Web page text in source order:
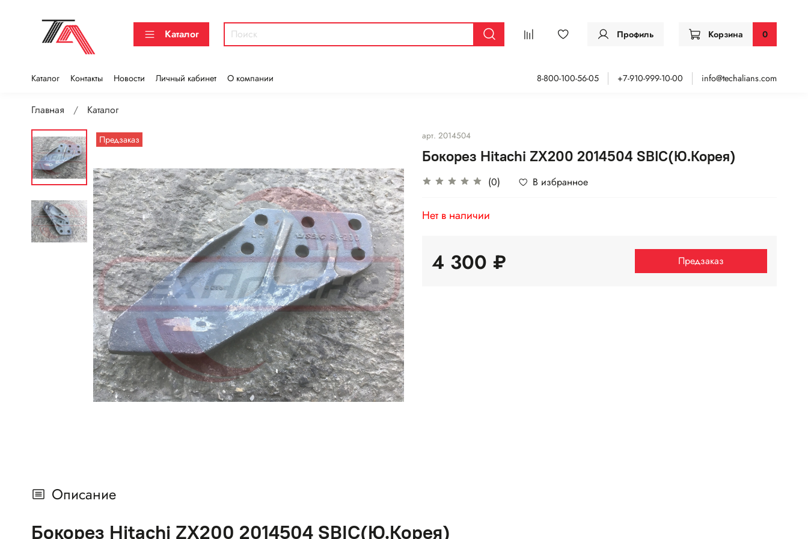
Каталог Профиль Корзина 0
Каталог Контакты Новости Личный кабинет О компании 8-800-100-56-05 +7-910-999-10-00 info@techalians.com
Главная Каталог
Предзаказ арт. 2014504
Бокорез Hitachi ZX200 2014504 SBIC(Ю.Корея)
(0) В избранное
Нет в наличии
4 300 ₽ Предзаказ
Описание
Бокорез Hitachi ZX200 2014504 SBIC(Ю.Корея)